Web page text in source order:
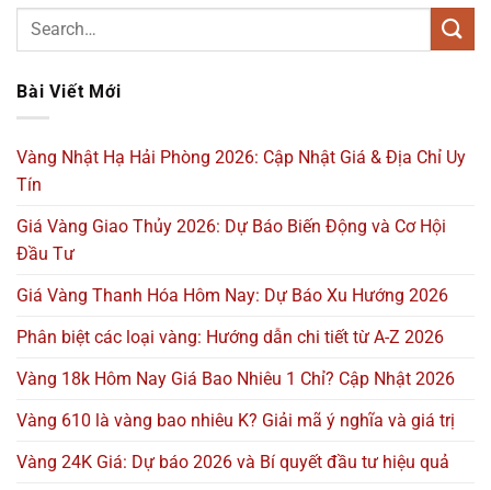
Bài Viết Mới
Vàng Nhật Hạ Hải Phòng 2026: Cập Nhật Giá & Địa Chỉ Uy
Tín
Giá Vàng Giao Thủy 2026: Dự Báo Biến Động và Cơ Hội
Đầu Tư
Giá Vàng Thanh Hóa Hôm Nay: Dự Báo Xu Hướng 2026
Phân biệt các loại vàng: Hướng dẫn chi tiết từ A-Z 2026
Vàng 18k Hôm Nay Giá Bao Nhiêu 1 Chỉ? Cập Nhật 2026
Vàng 610 là vàng bao nhiêu K? Giải mã ý nghĩa và giá trị
Vàng 24K Giá: Dự báo 2026 và Bí quyết đầu tư hiệu quả